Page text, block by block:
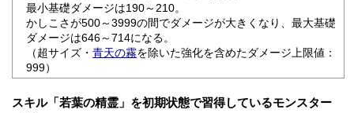
最小基礎ダメージは190～210。
かしこさが500～3999の間でダメージが大きくなり、最大基礎
ダメージは646～714になる。
（超サイズ・青天の霧を除いた強化を含めたダメージ上限値：
999）
スキル「若葉の精霊」を初期状態で習得しているモンスター